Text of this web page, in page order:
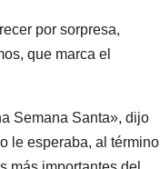
por sorpresa,
que marca el
Semana Santa», dijo
le esperaba, al término